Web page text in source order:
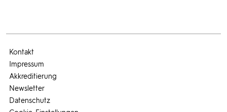
Kontakt
Impressum
Akkreditierung
Newsletter
Datenschutz